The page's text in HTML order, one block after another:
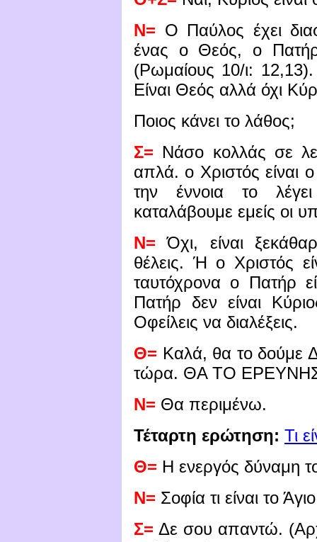
Ν= Ο Παύλος έχει
ένας ο Θεός, ο
(Ρωμαίους 10/ι:
Είναι Θεός αλλά όχι
Ποιος κάνει το λάθος;
Σ= Νάσο κολλάς σε
απλά. ο Χριστός είναι
την έννοια το
καταλάβουμε εμείς οι
Ν= Όχι, είναι
θέλεις. Ή ο Χριστός
ταυτόχρονα ο Πατήρ
Πατήρ δεν είναι
Οφείλεις να διαλέξεις.
Θ= Καλά, θα το
τώρα. ΘΑ ΤΟ
Ν= Θα περιμένω.
Τέταρτη ερώτηση: Τι
Θ= Η ενεργός δύναμη
Ν= Σοφία τι είναι το
Σ= Δε σου απαντώ.